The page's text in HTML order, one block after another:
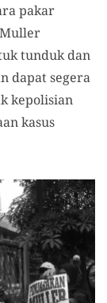
pakar
tunduk dan
dapat segera
kepolisian
kasus